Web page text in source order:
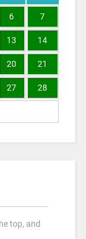
6 7
13 14
20 21
27 28
top, and